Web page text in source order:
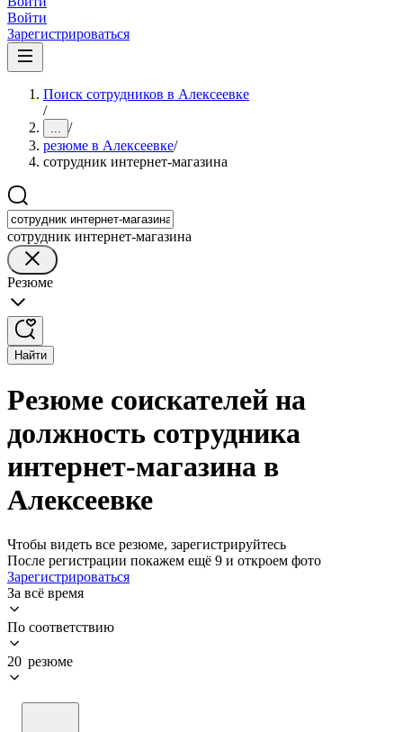
Войти
Зарегистрироваться
Поиск сотрудников в Алексеевке
/
... /
резюме в Алексеевке/
сотрудник интернет-магазина
сотрудник интернет-магазина
Резюме
Найти
Резюме соискателей на
должность сотрудника
интернет-магазина в
Алексеевке
Чтобы видеть все резюме, зарегистрируйтесь
После регистрации покажем ещё 9 и откроем фото
Зарегистрироваться
За всё время
По соответствию
20 резюме